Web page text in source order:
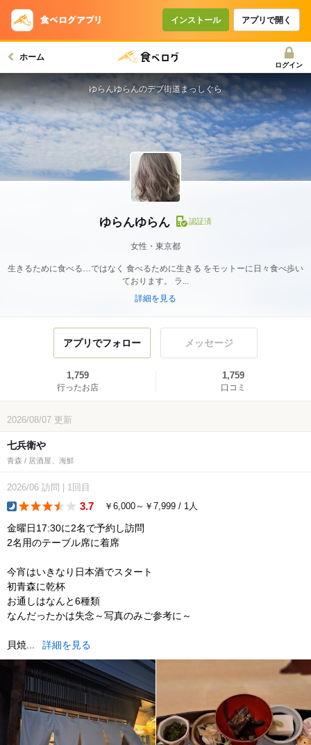
インストール アプリで開く
ホーム
ログイン
ゆらんゆらん 認証済
女性・東京都
生きるために食べる…ではなく 食べるために生きる をモットーに日々食べ歩い
ております。 ラ...
詳細を見る
ゆらんゆらんのデブ街道まっしぐら
アプリでフォロー メッセージ
1,759
行ったお店
1,759
口コミ
2026/08/07 更新
七兵衛や
青森 / 居酒屋、海鮮
2026/06 訪問 1回目
3.7 ￥6,000～￥7,999 / 1人
金曜日17:30に2名で予約し訪問
2名用のテーブル席に着席
今宵はいきなり日本酒でスタート
初青森に乾杯
お通しはなんと6種類
なんだったかは失念～写真のみご参考に～
貝焼... 詳細を見る